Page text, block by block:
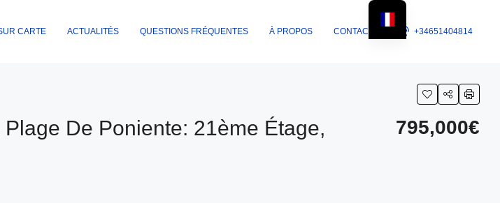
CARTE ACTUALITÉS QUESTIONS FRÉQUENTES À PROPOS CONTACTS +34651404814
De Poniente: 21ème Étage,
795,000€